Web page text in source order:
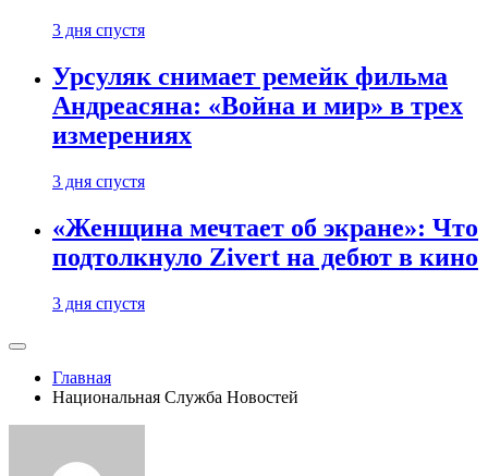
3 дня спустя
Урсуляк снимает ремейк фильма
Андреасяна: «Война и мир» в трех
измерениях
3 дня спустя
«Женщина мечтает об экране»: Что
подтолкнуло Zivert на дебют в кино
3 дня спустя
Главная
Национальная Служба Новостей